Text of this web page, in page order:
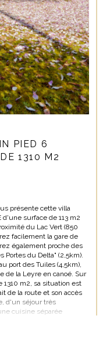
PIED 6
1310 M2
présente cette villa
surface de 113 m2
du Lac Vert (850
facilement la gare de
également proche des
Portes du Delta" (2,5km).
port des Tuiles (4,5km),
de la Leyre en canoé. Sur
m2, sa situation est
de la route et son accès
d'un séjour très
cuisine séparée
est attenant. Coté
avec carport se situe à
plein sud est accessible